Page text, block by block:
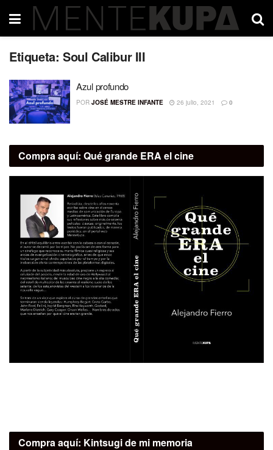
Etiqueta: Soul Calibur III
Azul profundo
POR JOSÉ MESTRE INFANTE 26 julio, 2021 0
Compra aquí: Qué grande ERA el cine
Compra aquí: Kintsugi de mi memoria